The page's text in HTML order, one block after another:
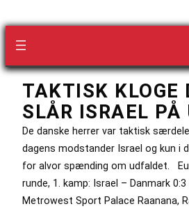
TAKTISK KLOGE
SLÅR ISRAEL PÅ
De danske herrer var taktisk
dagens modstander Israel og kun i
for alvor spænding om udfaldet.
runde, 1. kamp: Israel – Danmark
Metrowest Sport Palace Raanana,